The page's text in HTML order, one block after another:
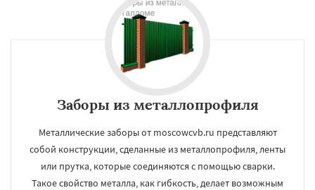
Заборы из металлопрофиля
Металлические заборы от moscowcvb.ru представляют
собой конструкции, сделанные из металлопрофиля, ленты
или прутка, которые соединяются с помощью сварки.
Такое свойство металла, как гибкость, делает возможным